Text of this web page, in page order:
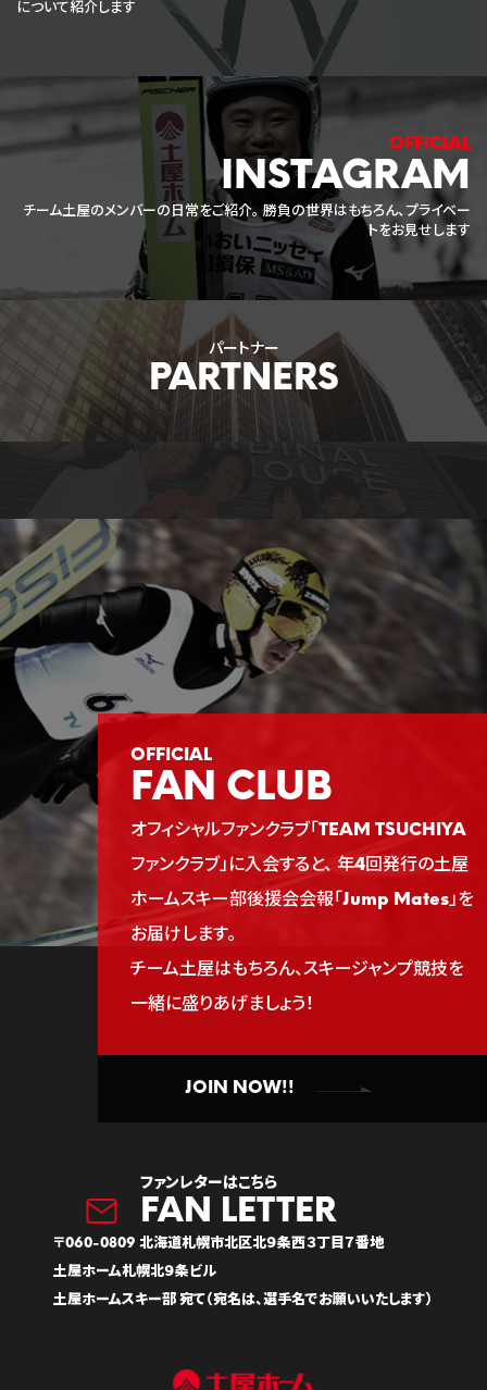
について紹介します
INSTAGRAM
チーム土屋のメンバーの日常をご紹介。 勝負の世界はもちろん、プライベー
トをお見せします
パートナー
FAN CLUB
オフィシャルファンクラブ「TEAM TSUCHIYA
ファンクラブ」に入会すると、 年4回発行の土屋
ホームスキー部後援会会報「Jump Mates」を
お届けします。
チーム土屋はもちろん、スキージャンプ競技を
一緒に盛りあげましょう！
JOIN NOW!!
ファンレターはこちら
〒060-0809 北海道札幌市北区北９条西３丁目７番地
土屋ホーム札幌北９条ビル
土屋ホームスキー部 宛て（宛名は、選手名でお願いいたします）